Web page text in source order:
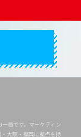
員です。マーケティン
大阪・福岡に拠点を持